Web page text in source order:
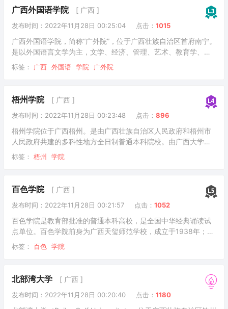
管理为主”的管理体制。是中国航天协会理事单位，全国应用技术
大学(高校)联盟、CDIO工程教育联盟成员单位，广西航天学会理
事长单位。桂林航天工业学院创建于1979年，前身为桂林市工业
经济管理学校，由中华人民共和国(PR
广西外国语学院 [ 广西 ]
发布时间：2022年11月28日 00:25:04 点击： 1015
广西外国语学院，简称“广外院”，位于广西壮族自治区首府南宁。
是以外国语言文学为主，文学、经济、管理、艺术、教育学、工
学等学科协调发展，以广西民族大学为依托的全日制民办普通本
科高校。学校创建于2004年6月，前身为广西东方外国语职业学
学院。现有16个系，56个本科和专科专业，其中语言类专业12
个，全日制在校生3万余人(数据截至2021年9月)。是广西外语专
业最多、语种最多的高校。南宁五合校区和空港校区两个校区，
总规划面积2500多亩。
标签： 广西 外国语 学院 广外院
梧州学院 [ 广西 ]
发布时间：2022年11月28日 00:23:48 点击： 896
梧州学院位于广西梧州。是由广西壮族自治区人民政府和梧州市
人民政府共建的多科性地方全日制普通本科院校。由广西大学资
助，入选国家“百校工程”。梧州学院成立于1985年，前身为广西
大学梧州分校。2003年10月，原梧州教育学院和原梧州师范学校
梧州分校的基础上建立梧州学院。2020年3月学校官网显示，学
校有北校区、师范校区、东校区三个校区。校园占地1700余亩，
全日制在校大学生16970人，国际学生188人，教职工1100余
人。本科专业51个，
标签： 梧州 学院
百色学院 [ 广西 ]
发布时间：2022年11月28日 00:21:57 点击： 1052
百色学院是教育部批准的普通本科高校，是全国中华经典诵读试
点单位。百色学院前身为广西天玺师范学校，成立于1938年；
1950年合并组建百色师范学院。1958年，广西成立百色学院；
1983年5月10日，广西右江民族师范学院在百色师范学校的基础
2022年7月学校官网显示，学校占地面积1833.22亩，分为东河
和毕成两个校区。占地2745亩的白东校区即将建成，建筑面积
47.27万平方米，教学科研仪器设备总值2.08亿元。图书馆藏书约
130.5
标签： 百色 学院
北部湾大学 [ 广西 ]
发布时间：2022年11月28日 00:20:40 点击： 1180